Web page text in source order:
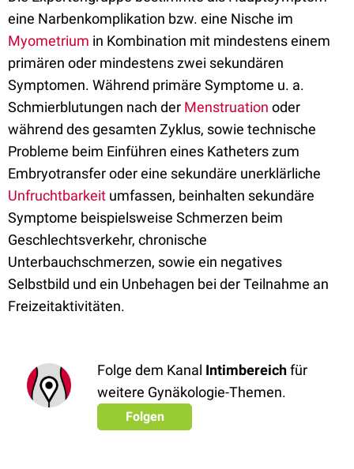
eine Narbenkomplikation bzw. eine Nische im
Myometrium in Kombination mit mindestens einem
primären oder mindestens zwei sekundären
Symptomen. Während primäre Symptome u. a.
Schmierblutungen nach der Menstruation oder
während des gesamten Zyklus, sowie technische
Probleme beim Einführen eines Katheters zum
Embryotransfer oder eine sekundäre unerklärliche
Unfruchtbarkeit umfassen, beinhalten sekundäre
Symptome beispielsweise Schmerzen beim
Geschlechtsverkehr, chronische
Unterbauchschmerzen, sowie ein negatives
Selbstbild und ein Unbehagen bei der Teilnahme an
Freizeitaktivitäten.
Folge dem Kanal Intimbereichfür
weitere Gynäkologie-Themen.
Folgen